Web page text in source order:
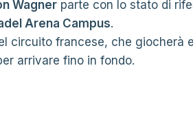
Wagner parte con lo stato di
Arena Campus.
circuito francese, che giocherà
arrivare fino in fondo.